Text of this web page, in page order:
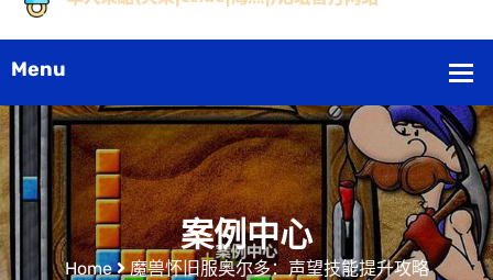
案例中心
Home 魔兽怀旧服奥尔多：声望技能提升攻略